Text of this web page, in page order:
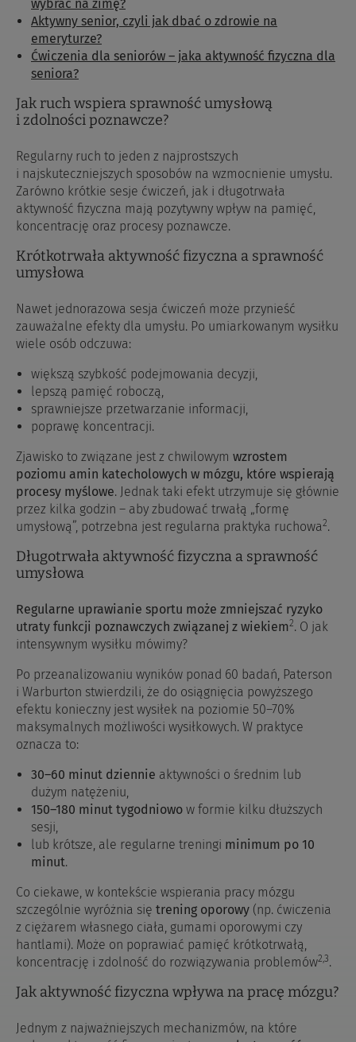
wybrać na zimę?
Aktywny senior, czyli jak dbać o zdrowie na
emeryturze?
Ćwiczenia dla seniorów – jaka aktywność fizyczna dla
seniora?
Jak ruch wspiera sprawność umysłową
i zdolności poznawcze?
Regularny ruch to jeden z najprostszych
i najskuteczniejszych sposobów na wzmocnienie umysłu.
Zarówno krótkie sesje ćwiczeń, jak i długotrwała
aktywność fizyczna mają pozytywny wpływ na pamięć,
koncentrację oraz procesy poznawcze.
Krótkotrwała aktywność fizyczna a sprawność
umysłowa
Nawet jednorazowa sesja ćwiczeń może przynieść
zauważalne efekty dla umysłu. Po umiarkowanym wysiłku
wiele osób odczuwa:
większą szybkość podejmowania decyzji,
lepszą pamięć roboczą,
sprawniejsze przetwarzanie informacji,
poprawę koncentracji.
Zjawisko to związane jest z chwilowym wzrostem
poziomu amin katecholowych w mózgu, które wspierają
procesy myślowe. Jednak taki efekt utrzymuje się głównie
przez kilka godzin – aby zbudować trwałą „formę
umysłową”, potrzebna jest regularna praktyka ruchowa2.
Długotrwała aktywność fizyczna a sprawność
umysłowa
Regularne uprawianie sportu może zmniejszać ryzyko
utraty funkcji poznawczych związanej z wiekiem2. O jak
intensywnym wysiłku mówimy?
Po przeanalizowaniu wyników ponad 60 badań, Paterson
i Warburton stwierdzili, że do osiągnięcia powyższego
efektu konieczny jest wysiłek na poziomie 50–70%
maksymalnych możliwości wysiłkowych. W praktyce
oznacza to:
30–60 minut dziennie aktywności o średnim lub
dużym natężeniu,
150–180 minut tygodniowo w formie kilku dłuższych
sesji,
lub krótsze, ale regularne treningi minimum po 10
minut.
Co ciekawe, w kontekście wspierania pracy mózgu
szczególnie wyróżnia się trening oporowy (np. ćwiczenia
z ciężarem własnego ciała, gumami oporowymi czy
hantlami). Może on poprawiać pamięć krótkotrwałą,
koncentrację i zdolność do rozwiązywania problemów2,3.
Jak aktywność fizyczna wpływa na pracę mózgu?
Jednym z najważniejszych mechanizmów, na które